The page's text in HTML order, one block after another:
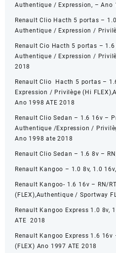
-
8200084401
quantidade
Authentique / Expression, – Ano
Renault Clio Hacth 5 portas –
Authentique / Expression /
Renault Cio Hacth 5 portas –
Authentique / Expression /
2018
Renault Clio Hacth 5 portas –
Expression / Privilège (Hi
Ano 1998 ATE 2018
Renault Clio Sedan – 1.6 16v –
Authentique /Expression /
Ano 1998 ate 2018
Renault Clio Sedan – 1.6 8v –
Renault Kangoo – 1.0 8v, 1.0
Renault Kangoo- 1.6 16v – RN/
(FLEX),Authentique / Sportway
Renault Kangoo Express 1.0 8v,
ATE 2018
Renault Kangoo Express 1.6 16v
(FLEX) Ano 1997 ATE 2018